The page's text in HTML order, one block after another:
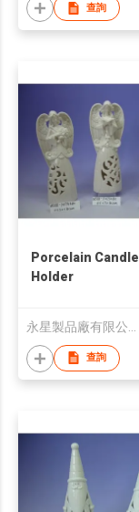
查詢
Porcelain Candle
Holder
查詢